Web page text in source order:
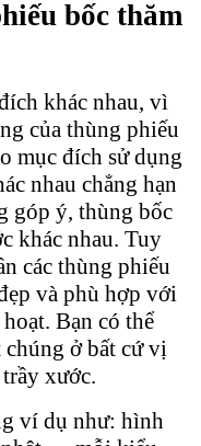
bốc thăm
khác nhau, vì
của thùng phiếu
mục đích sử dụng
nhau chẳng hạn
góp ý, thùng bốc
khác nhau. Tuy
các thùng phiếu
và phù hợp với
Bạn có thể
ở bất cứ vị
xước.
ví dụ như: hình